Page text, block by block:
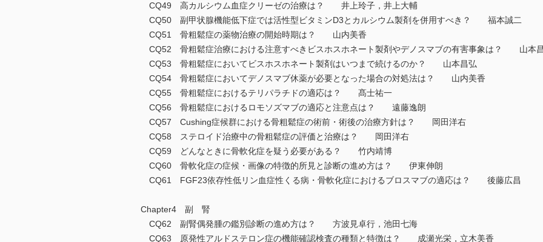
CQ49 高カルシウム血症クリーゼの治療は？ 井上玲子，井上大輔
CQ50 副甲状腺機能低下症では活性型ビタミンD3とカルシウム製剤を併用すべき？ 福本誠二
CQ51 骨粗鬆症の薬物治療の開始時期は？ 山内美香
CQ52 骨粗鬆症治療における注意すべきビスホスホネート製剤やデノスマブの有害事象は？ 山本
CQ53 骨粗鬆症においてビスホスホネート製剤はいつまで続けるのか？ 山本昌弘
CQ54 骨粗鬆症においてデノスマブ休薬が必要となった場合の対処法は？ 山内美香
CQ55 骨粗鬆症におけるテリパラチドの適応は？ 髙士祐一
CQ56 骨粗鬆症におけるロモソズマブの適応と注意点は？ 遠藤逸朗
CQ57 Cushing症候群における骨粗鬆症の術前・術後の治療方針は？ 岡田洋右
CQ58 ステロイド治療中の骨粗鬆症の評価と治療は？ 岡田洋右
CQ59 どんなときに骨軟化症を疑う必要がある？ 竹内靖博
CQ60 骨軟化症の症候・画像の特徴的所見と診断の進め方は？ 伊東伸朗
CQ61 FGF23依存性低リン血症性くる病・骨軟化症におけるブロスマブの適応は？ 後藤広昌
Chapter4 副 腎
CQ62 副腎偶発腫の鑑別診断の進め方は？ 方波見卓行，池田七海
CQ63 原発性アルドステロン症の機能確認検査の種類と特徴は？ 成瀬光栄，立木美香